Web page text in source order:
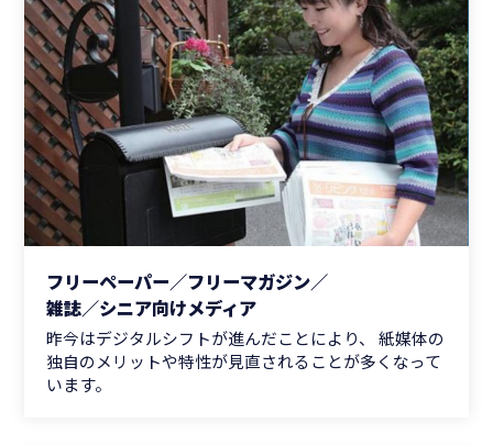
フリーペーパー／フリーマガジン／
雑誌／シニア向けメディア
昨今はデジタルシフトが進んだことにより、 紙媒体の
独自のメリットや特性が見直されることが多くなって
います。